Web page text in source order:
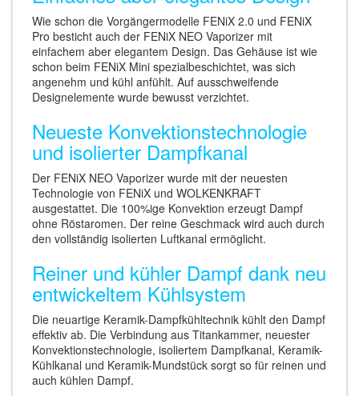
Wie schon die Vorgängermodelle FENiX 2.0 und FENiX
Pro besticht auch der FENiX NEO Vaporizer mit
einfachem aber elegantem Design. Das Gehäuse ist wie
schon beim FENiX Mini spezialbeschichtet, was sich
angenehm und kühl anfühlt. Auf ausschweifende
Designelemente wurde bewusst verzichtet.
Neueste Konvektionstechnologie
und isolierter Dampfkanal
Der FENiX NEO Vaporizer wurde mit der neuesten
Technologie von FENiX und WOLKENKRAFT
ausgestattet. Die 100%ige Konvektion erzeugt Dampf
ohne Röstaromen. Der reine Geschmack wird auch durch
den vollständig isolierten Luftkanal ermöglicht.
Reiner und kühler Dampf dank neu
entwickeltem Kühlsystem
Die neuartige Keramik-Dampfkühltechnik kühlt den Dampf
effektiv ab. Die Verbindung aus Titankammer, neuester
Konvektionstechnologie, isoliertem Dampfkanal, Keramik-
Kühlkanal und Keramik-Mundstück sorgt so für reinen und
auch kühlen Dampf.